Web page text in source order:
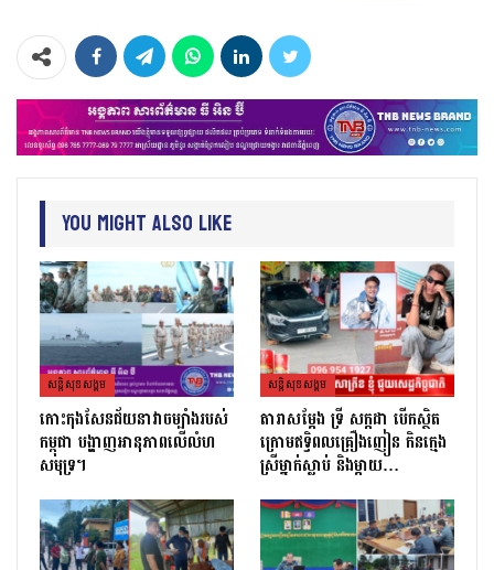
You Might Also Like
សន្តិសុខសង្គម
កោះកុងសែនជ័យនាវាចម្បាំងរបស់
កម្ពុជា បង្ហាញអានុភាពលើលំហ
សមុទ្រ។
សន្តិសុខសង្គម
តារាសម្ដែង ទ្រី សក្កដា បើកស្ថិត
ក្រោមឥទ្ធិពលគ្រឿងញៀន កិនក្មេង
ស្រីម្នាក់ស្លាប់ និងម្ដាយ…